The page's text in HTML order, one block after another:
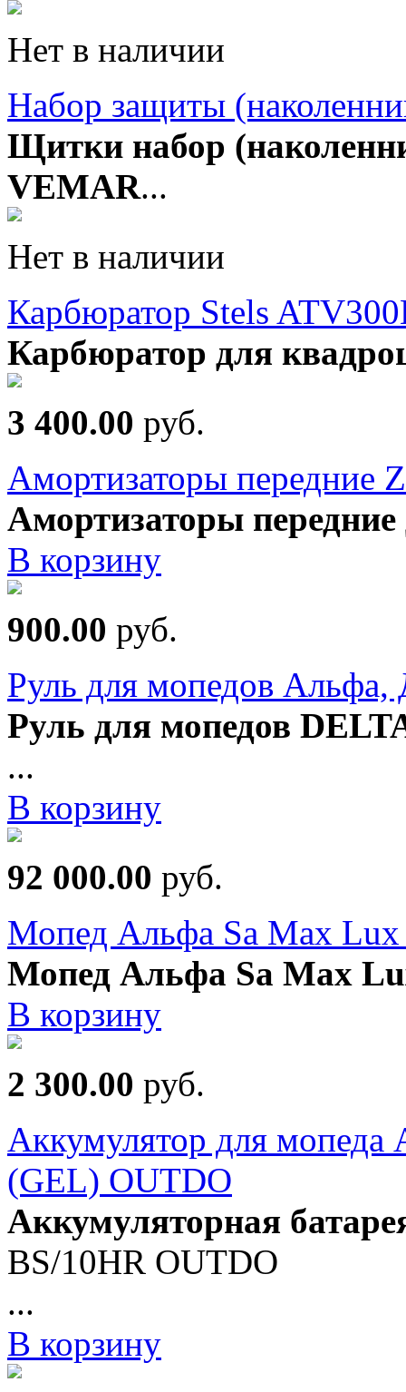
Нет в наличии
Набор защиты
Щитки набор
VEMAR...
Нет в наличии
Карбюратор Stels
Карбюратор для
3 400.00 руб.
Амортизаторы передние
Амортизаторы
В корзину
900.00 руб.
Руль для мопедов
Руль для мопедов
...
В корзину
92 000.00 руб.
Мопед Альфа Sa Max
Мопед Альфа Sa Max
В корзину
2 300.00 руб.
Аккумулятор для
(GEL) OUTDO
Аккумуляторная
BS/10HR OUTDO
...
В корзину